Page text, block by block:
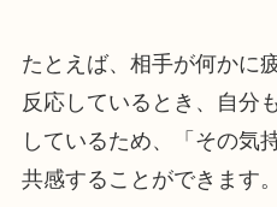
たとえば、相手が何かに
反応しているとき、自分
しているため、「その気
共感することができます。